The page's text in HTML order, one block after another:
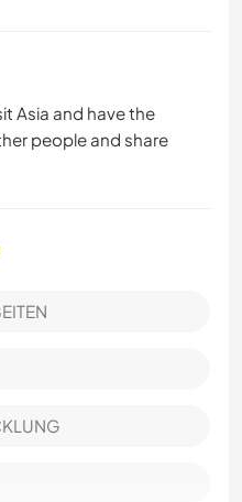
Asia and have the
people and share